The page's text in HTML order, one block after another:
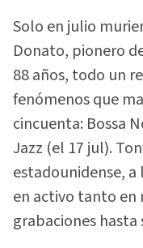
Solo en julio
Donato, pionero
88 años, todo un
fenómenos que
cincuenta: Bossa
Jazz (el 17 jul).
estadounidense, a
en activo tanto en
grabaciones hasta